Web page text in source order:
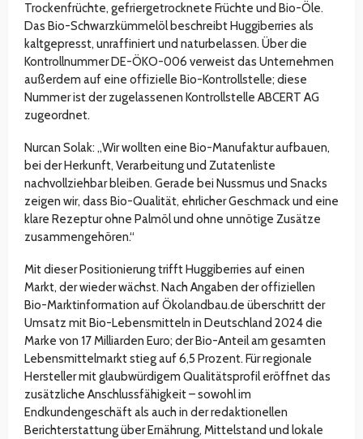
Trockenfrüchte, gefriergetrocknete Früchte und Bio-Öle.
Das Bio-Schwarzkümmelöl beschreibt Huggiberries als
kaltgepresst, unraffiniert und naturbelassen. Über die
Kontrollnummer DE-ÖKO-006 verweist das Unternehmen
außerdem auf eine offizielle Bio-Kontrollstelle; diese
Nummer ist der zugelassenen Kontrollstelle ABCERT AG
zugeordnet.
Nurcan Solak: „Wir wollten eine Bio-Manufaktur aufbauen,
bei der Herkunft, Verarbeitung und Zutatenliste
nachvollziehbar bleiben. Gerade bei Nussmus und Snacks
zeigen wir, dass Bio-Qualität, ehrlicher Geschmack und eine
klare Rezeptur ohne Palmöl und ohne unnötige Zusätze
zusammengehören.“
Mit dieser Positionierung trifft Huggiberries auf einen
Markt, der wieder wächst. Nach Angaben der offiziellen
Bio-Marktinformation auf Ökolandbau.de überschritt der
Umsatz mit Bio-Lebensmitteln in Deutschland 2024 die
Marke von 17 Milliarden Euro; der Bio-Anteil am gesamten
Lebensmittelmarkt stieg auf 6,5 Prozent. Für regionale
Hersteller mit glaubwürdigem Qualitätsprofil eröffnet das
zusätzliche Anschlussfähigkeit – sowohl im
Endkundengeschäft als auch in der redaktionellen
Berichterstattung über Ernährung, Mittelstand und lokale